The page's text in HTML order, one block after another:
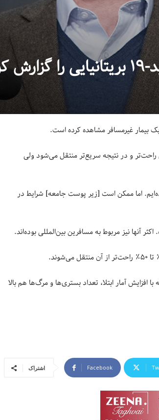
راحت‌تر و در نتیجه سریع‌تر منتقل می‌شود ولی
اما ممکن است [زیر پوست جامعه] شرایط در
افزایش آمار ابتلا، تعداد بستری‌ها و مرگ‌ها هم بالا
اشتراک Facebook